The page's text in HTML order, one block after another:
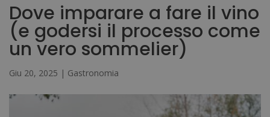
Dove imparare a fare il vino
(e godersi il processo come
un vero sommelier)
Giu 20, 2025 | Gastronomia